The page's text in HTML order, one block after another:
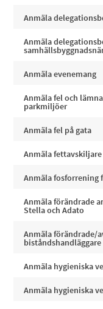
Anmäla
Anmäla
Anmäla evenemang
Anmäla fel och
parkmiljöer
Anmäla fel på gata
Anmäla fettavskiljare
Anmäla fosforrening
Anmäla förändrade
Stella och Adato
Anmäla förändrade/
biståndshandläggare
Anmäla hygieniska
Anmäla hygieniska